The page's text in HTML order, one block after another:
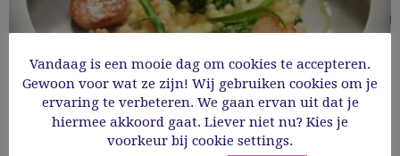
Coquilles en witte pens met fregola en
Vandaag is een mooie dag om cookies te accepteren.
Gewoon voor wat ze zijn! Wij gebruiken cookies om je
ervaring te verbeteren. We gaan ervan uit dat je
hiermee akkoord gaat. Liever niet nu? Kies je
voorkeur bij cookie settings.